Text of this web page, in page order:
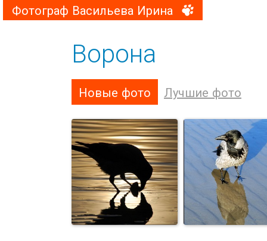
Фотограф Васильева Ирина
Ворона
Новые фото Лучшие фото